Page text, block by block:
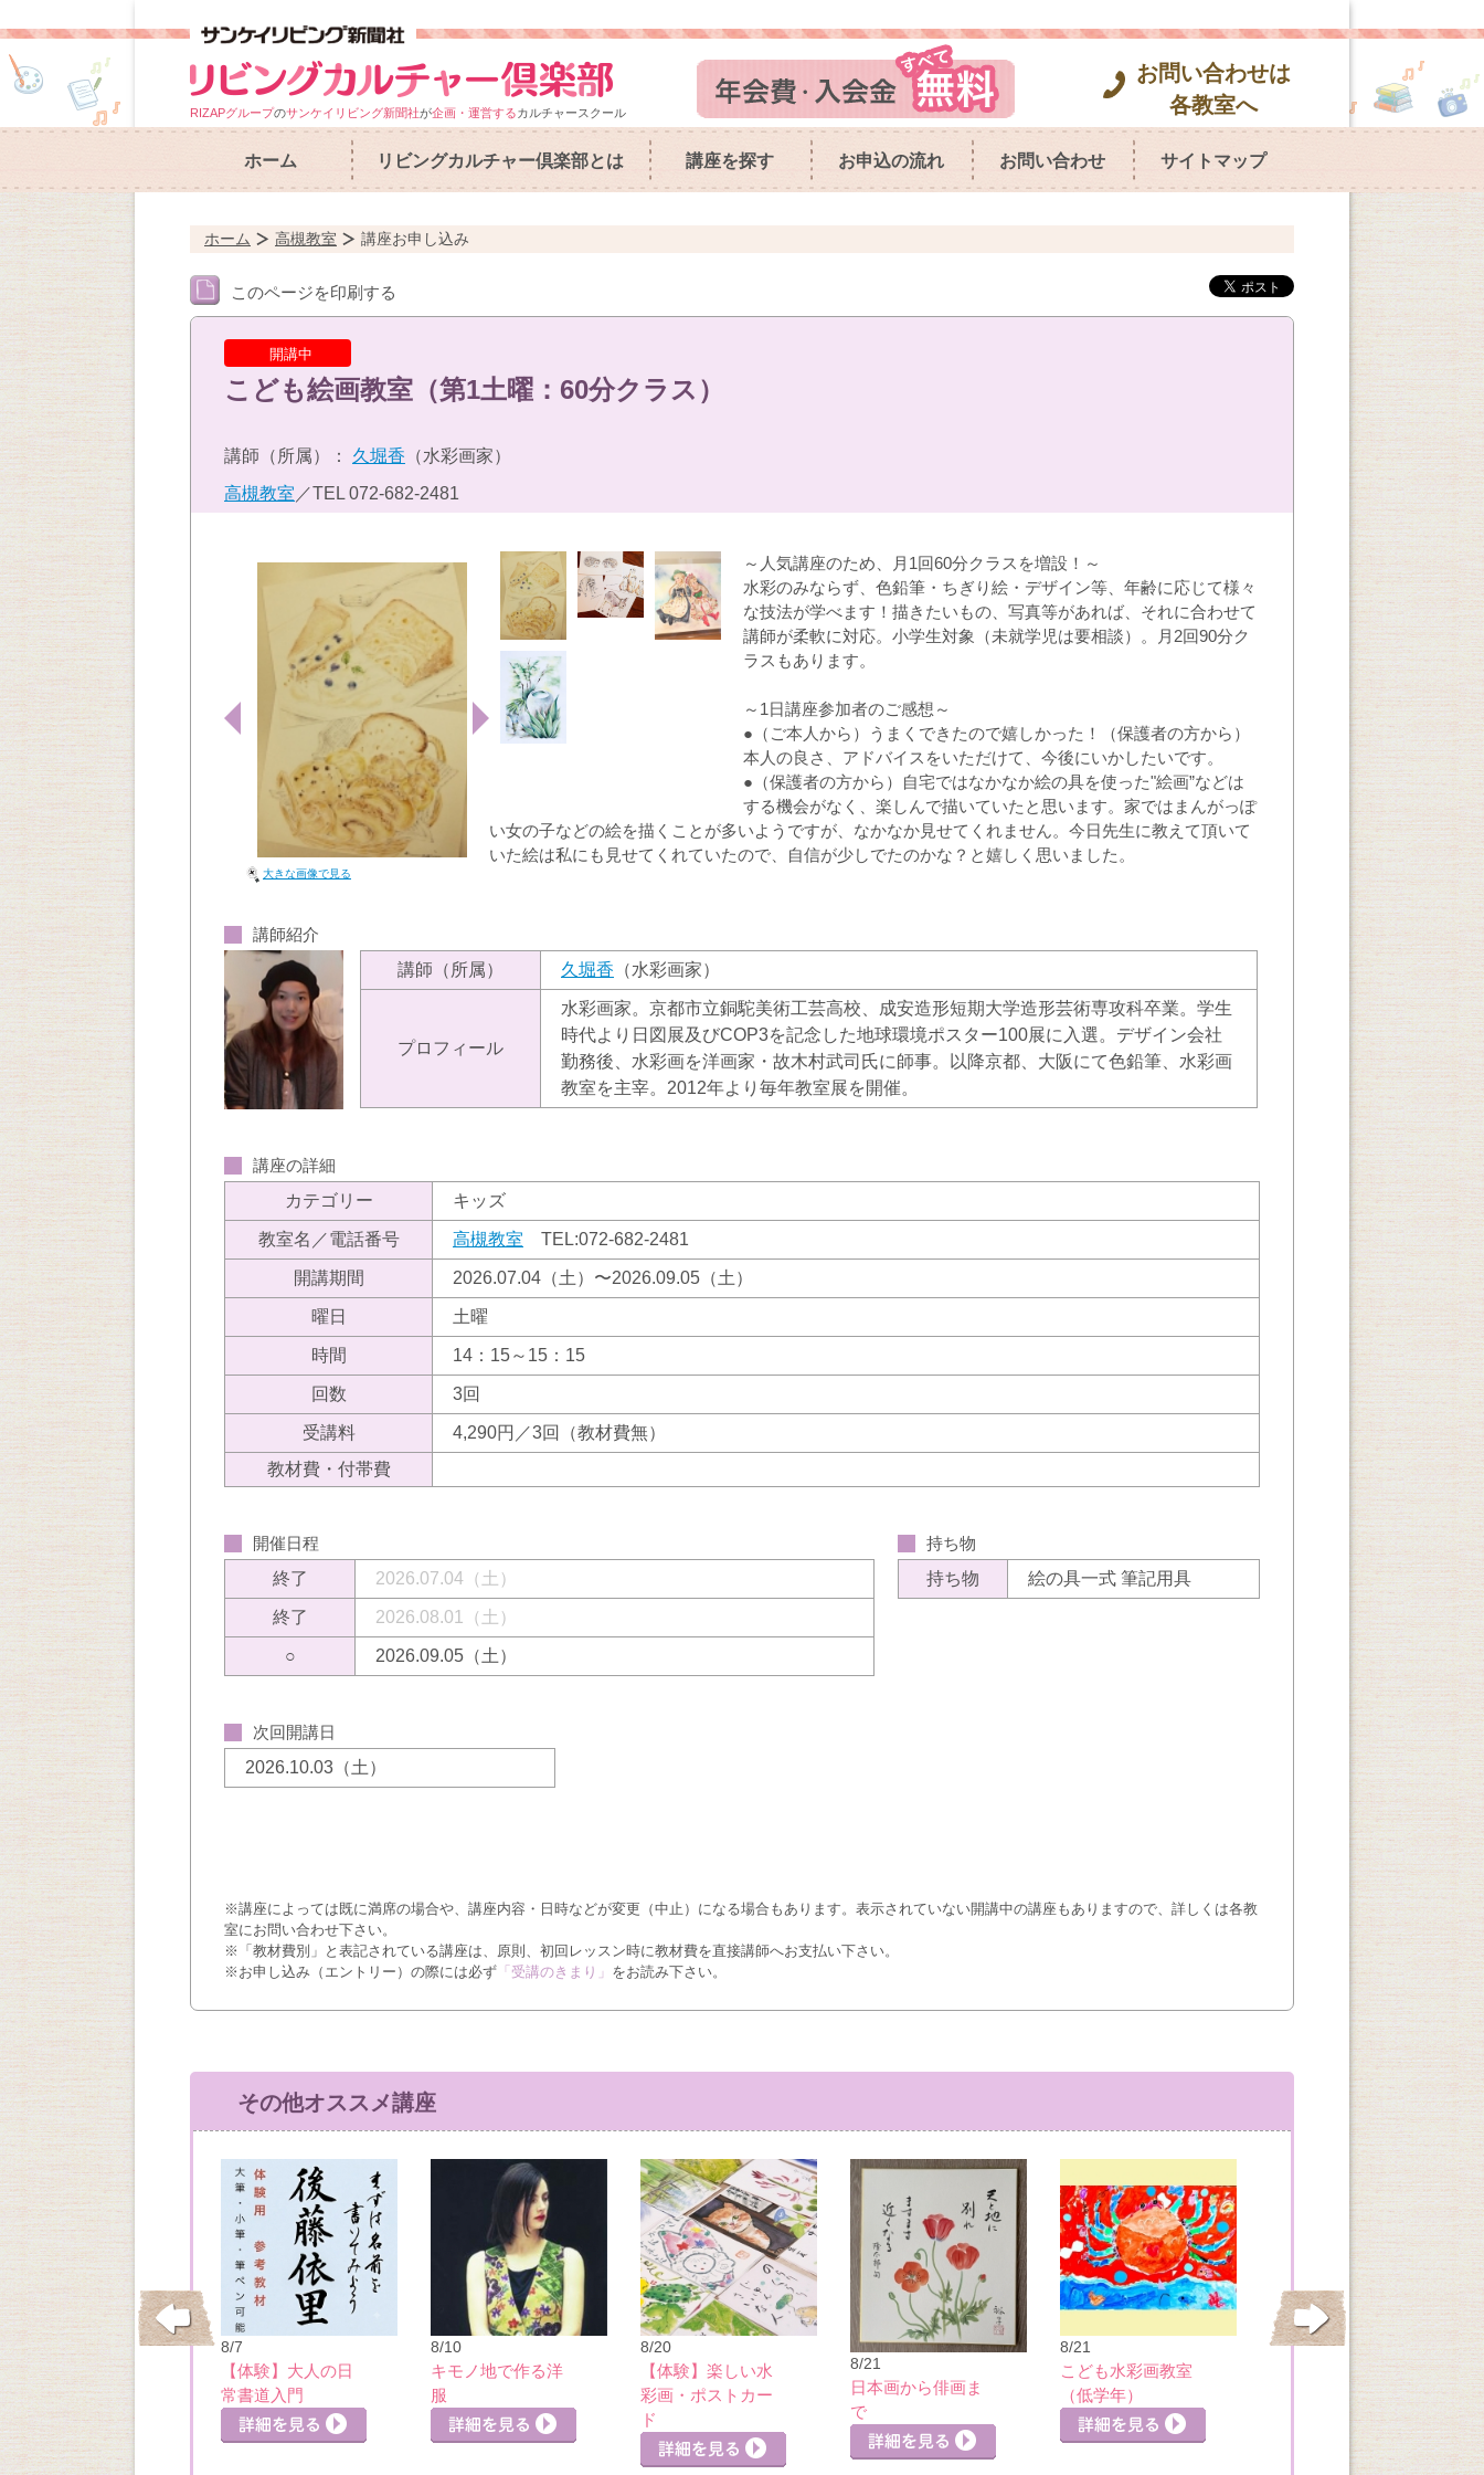
RIZAPグループのサンケイリビング新聞社が企画・運営するカルチャースクール
お問い合わせは
各教室へ
ホーム リビングカルチャー倶楽部とは 講座を探す お申込の流れ お問い合わせ サイトマップ
ホーム 高槻教室 講座お申し込み
このページを印刷する
開講中
こども絵画教室（第1土曜：60分クラス）
講師（所属）： 久堀香 （水彩画家）
高槻教室 ／TEL 072-682-2481
大きな画像で見る
～人気講座のため、月1回60分クラスを増設！～
水彩のみならず、色鉛筆・ちぎり絵・デザイン等、年齢に応じて様々
な技法が学べます！描きたいもの、写真等があれば、それに合わせて
講師が柔軟に対応。小学生対象（未就学児は要相談）。月2回90分ク
ラスもあります。
～1日講座参加者のご感想～
●（ご本人から）うまくできたので嬉しかった！（保護者の方から）
本人の良さ、アドバイスをいただけて、今後にいかしたいです。
●（保護者の方から）自宅ではなかなか絵の具を使った"絵画”などは
する機会がなく、楽しんで描いていたと思います。家ではまんがっぽ
い女の子などの絵を描くことが多いようですが、なかなか見せてくれません。今日先生に教えて頂いて
いた絵は私にも見せてくれていたので、自信が少しでたのかな？と嬉しく思いました。
講師紹介
講師（所属）
久堀香 （水彩画家）
プロフィール
水彩画家。京都市立銅駝美術工芸高校、成安造形短期大学造形芸術専攻科卒業。学生
時代より日図展及びCOP3を記念した地球環境ポスター100展に入選。デザイン会社
勤務後、水彩画を洋画家・故木村武司氏に師事。以降京都、大阪にて色鉛筆、水彩画
教室を主宰。2012年より毎年教室展を開催。
講座の詳細
カテゴリー
キッズ
教室名／電話番号 高槻教室 TEL:072-682-2481
開講期間 2026.07.04（土）〜2026.09.05（土）
曜日 土曜
時間 14：15～15：15
回数 3回
受講料
4,290円／3回（教材費無）
教材費・付帯費
開催日程
終了
2026.07.04（土）
終了 2026.08.01（土）
○ 2026.09.05（土）
持ち物
持ち物
絵の具一式 筆記用具
次回開講日
2026.10.03（土）
※講座によっては既に満席の場合や、講座内容・日時などが変更（中止）になる場合もあります。表示されていない開講中の講座もありますので、詳しくは各教
室にお問い合わせ下さい。
※「教材費別」と表記されている講座は、原則、初回レッスン時に教材費を直接講師へお支払い下さい。
※お申し込み（エントリー）の際には必ず 「受講のきまり」 をお読み下さい。
その他オススメ講座
10/26
はじめてのウクレ
レ
8/7
【体験】大人の日
常書道入門
8/10
キモノ地で作る洋
服
8/20
【体験】楽しい水
彩画・ポストカー
ド
8/21
日本画から俳画ま
で
8/21
こども水彩画教室
（低学年）
8/21
こども水彩画教室
（小４以上）
を見る 詳細を見る
詳細を見る